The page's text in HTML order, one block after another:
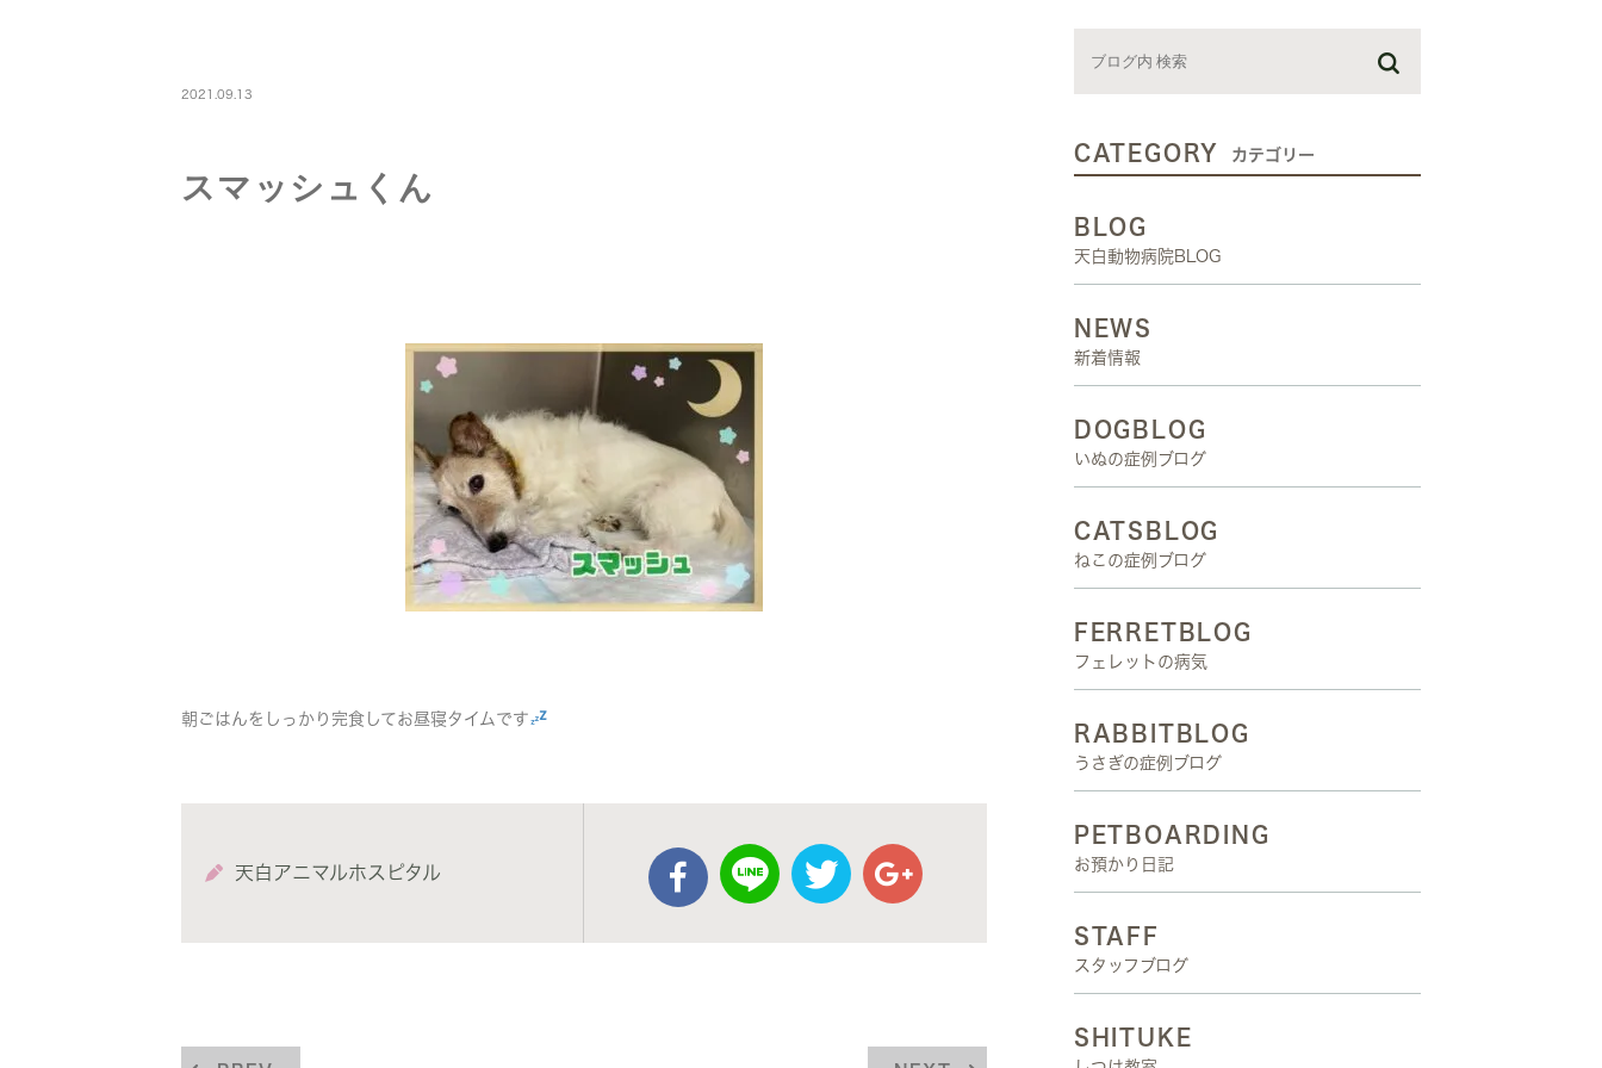
2021.09.13
スマッシュくん
朝ごはんをしっかり完食してお昼寝タイムです
天白アニマルホスピタル
CATEGORY カテゴリー
BLOG
天白動物病院BLOG
NEWS
新着情報
DOGBLOG
いぬの症例ブログ
CATSBLOG
ねこの症例ブログ
FERRETBLOG
フェレットの病気
RABBITBLOG
うさぎの症例ブログ
PETBOARDING
お預かり日記
STAFF
スタッフブログ
SHITUKE